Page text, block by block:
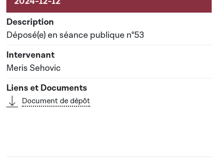
Déposé(e) en séance publique n°53
Meris Sehovic
Document de dépôt